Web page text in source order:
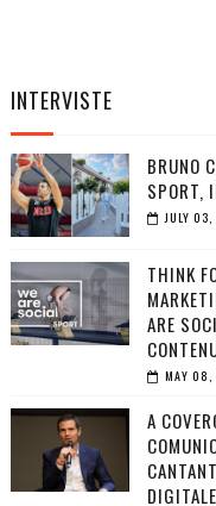
INTERVISTE
BRUNO
SPORT,
JULY
THINK
ARE
MAY
A